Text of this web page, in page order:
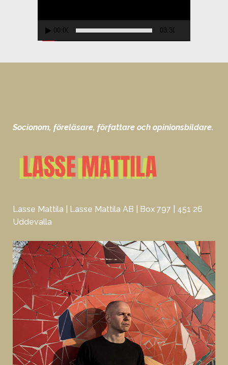
00:00 03:30
Socionom, föreläsare, författare och opinionsbildare.
Lasse Mattila | Lasse Mattila AB | Box 797 | 451 26
Uddevalla